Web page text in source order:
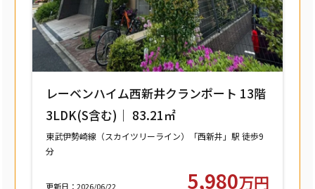
レーベンハイム西新井クランポート 13階
3LDK(S含む)｜ 83.21㎡
東武伊勢崎線（スカイツリーライン）「西新井」駅 徒歩9
分
更新日：2026/06/22 5,980万円